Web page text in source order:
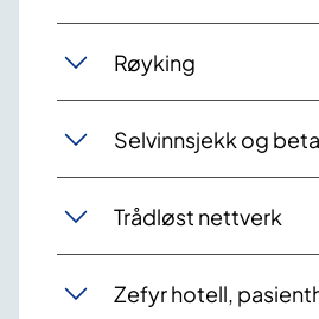
Røyking
Selvinnsjekk og
Trådløst nettverk
Zefyr hotell,